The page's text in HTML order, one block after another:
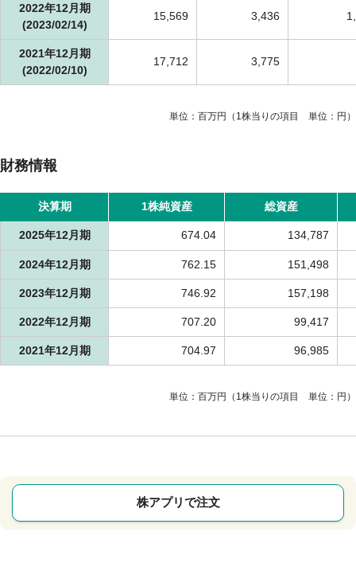
2022年12月期
(2023/02/14)
15,569 3,436
2021年12月期
(2022/02/10)
17,712 3,775
単位：百万円（1株当りの項目 単位：円）
財務情報
決算期 1株純資産 総資産
2025年12月期 674.04 134,787
2024年12月期 762.15 151,498
2023年12月期 746.92 157,198
2022年12月期 707.20 99,417
2021年12月期 704.97 96,985
単位：百万円（1株当りの項目 単位：円）
株アプリで注文